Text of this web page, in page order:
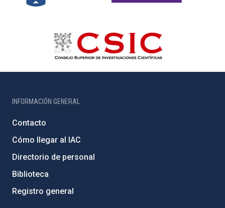
INFORMACIÓN GENERAL
Contacto
Cómo llegar al IAC
Directorio de personal
Biblioteca
Registro general